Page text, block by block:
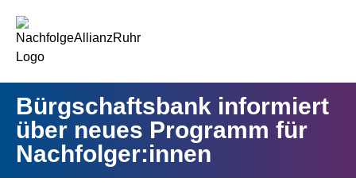
springen
Bürgschaftsbank informiert
über neues Programm für
Nachfolger:innen